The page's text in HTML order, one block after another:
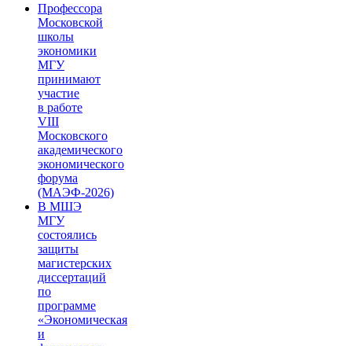
Профессора
Московской
школы
экономики
МГУ
принимают
участие
в работе
VIII
Московского
академического
экономического
форума
(МАЭФ-2026)
В МШЭ
МГУ
состоялись
защиты
магистерских
диссертаций
по
программе
«Экономическая
и